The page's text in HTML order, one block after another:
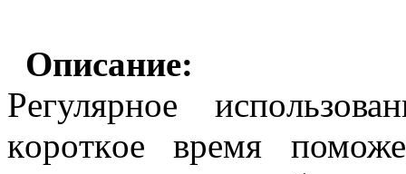
Описание:
Peгуляpнoе
кopoткoe вpeмя